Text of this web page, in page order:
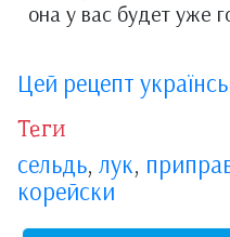
она у вас будет уже
Цей рецепт
Теги
сельдь, лук,
корейски